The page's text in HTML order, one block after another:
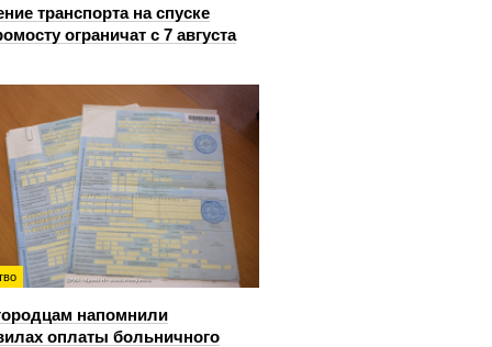
транспорта на спуске
ограничат с 7 августа
напомнили
оплаты больничного